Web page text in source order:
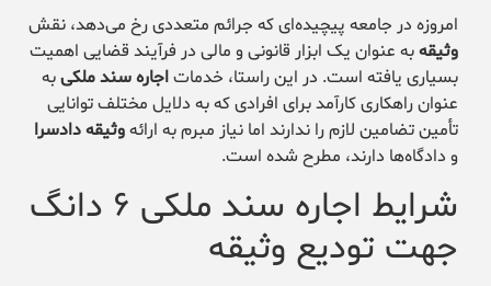
امروزه در جامعه پیچیده‌ای که جرائم متعددی رخ می‌دهد، نقش
وثیقهبه عنوان یک ابزار قانونی و مالی در فرآیند قضایی اهمیت
بسیاری یافته است. در این راستا، خدماتاجاره سند ملکیبه
عنوان راهکاری کارآمد برای افرادی که به دلایل مختلف توانایی
تأمین تضامین لازم را ندارند اما نیاز مبرم به ارائهوثیقه دادسرا
و دادگاه‌ها دارند، مطرح شده است.
شرایط اجاره سند ملکی ۶ دانگ
جهت تودیع وثیقه